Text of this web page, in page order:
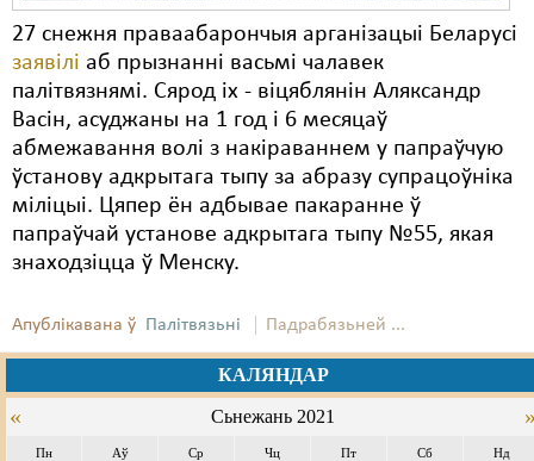
27 снежня праваабарончыя арганізацыі Беларусі
заявілі аб прызнанні васьмі чалавек
палітвязнямі. Сярод іх - віцяблянін Аляксандр
Васін, асуджаны на 1 год і 6 месяцаў
абмежавання волі з накіраваннем у папраўчую
ўстанову адкрытага тыпу за абразу супрацоўніка
міліцыі. Цяпер ён адбывае пакаранне ў
папраўчай установе адкрытага тыпу №55, якая
знаходзіцца ў Менску.
Апублікавана ў Палітвязьні Падрабязьней ...
КАЛЯНДАР
« Сьнежань 2021
Пн Аў Ср Чц Пт Сб Нд
Мігранты
Мірныя сходы
Палітвязьні
Праваабаронцы
Правы дзіцяці
Пэнітэнцыярная сыстэма
Распальваньне варожасьці